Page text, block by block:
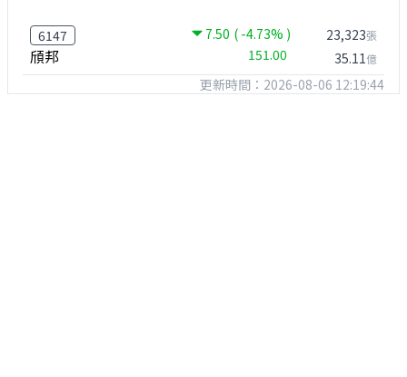
6147 7.50 ( -4.73% )
頎邦 151.00
23,323張
35.11億
更新時間：2026-08-06 12:19:44